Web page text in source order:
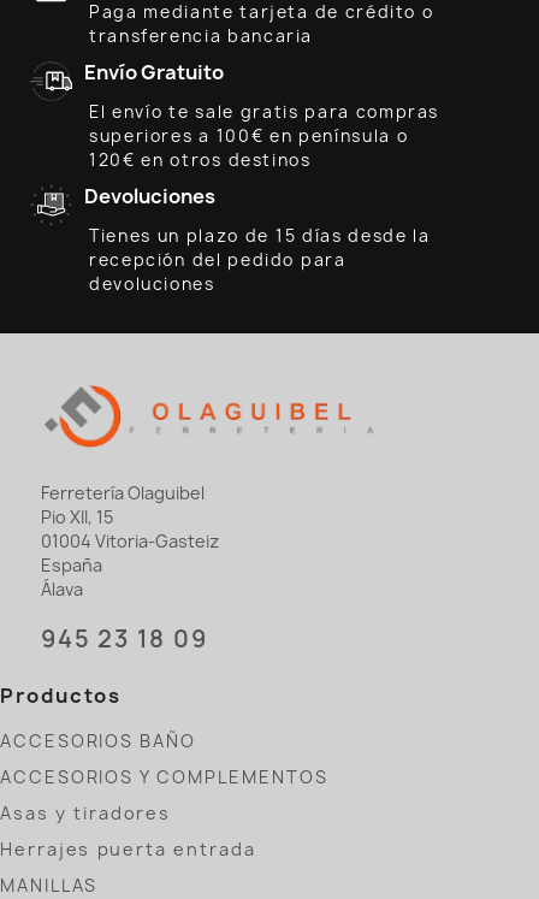
Paga mediante tarjeta de crédito o
transferencia bancaria
Envío Gratuito
El envío te sale gratis para compras
superiores a 100€ en península o
120€ en otros destinos
Devoluciones
Tienes un plazo de 15 días desde la
recepción del pedido para
devoluciones
Ferretería Olaguibel
Pio XII, 15
01004 Vitoria-Gasteiz
España
Álava
945 23 18 09
Productos
ACCESORIOS BAÑO
ACCESORIOS Y COMPLEMENTOS
Asas y tiradores
Herrajes puerta entrada
MANILLAS